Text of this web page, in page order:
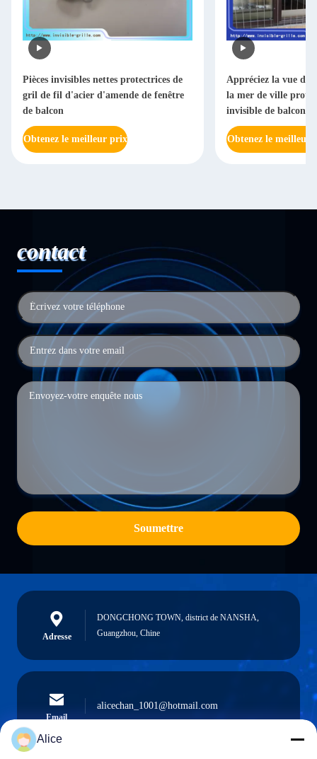
Pièces invisibles nettes protectrices de
gril de fil d'acier d'amende de fenêtre
de balcon
Obtenez le meilleur prix
Appréciez la vue de
la mer de ville
invisible de balcon
Obtenez le meilleur
contact
Soumettre
Adresse
DONGCHONG TOWN, district de NANSHA,
Guangzhou, Chine
Email
alicechan_1001@hotmail.com
Alice